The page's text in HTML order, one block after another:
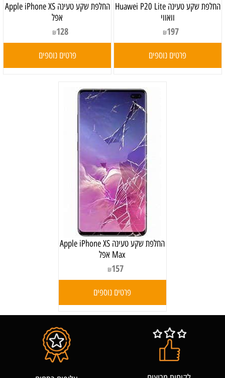
‏החלפת שקע טעינה Huawei P20 Lite
וואווי
₪197
פרטים נוספים
‏החלפת שקע טעינה Apple iPhone XS
אפל
₪128
פרטים נוספים
‏החלפת שקע טעינה Apple iPhone XS
Max אפל
₪157
פרטים נוספים